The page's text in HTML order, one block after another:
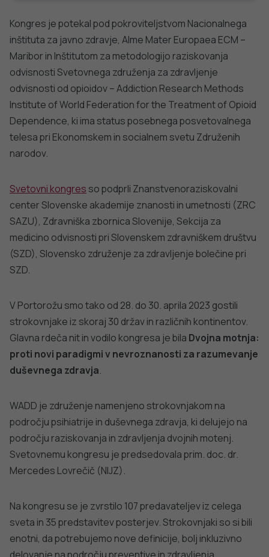
Kongres je potekal pod pokroviteljstvom Nacionalnega
inštituta za javno zdravje, Alme Mater Europaea ECM –
Maribor in Inštitutom za metodologijo raziskovanja
odvisnosti Svetovnega združenja za zdravljenje
odvisnosti od opioidov – Addiction Research Methods
Institute of World Federation for the Treatment of Opioid
Dependence, ki ima status posebnega posvetovalnega
telesa pri Ekonomskem in socialnem svetu Združenih
narodov.
Svetovni kongres so podprli Znanstvenoraziskovalni
center Slovenske akademije znanosti in umetnosti (ZRC
SAZU), Zdravniška zbornica Slovenije, Sekcija za
medicino odvisnosti pri Slovenskem zdravniškem društvu
(SZD), Slovensko združenje za zdravljenje bolečine pri
SZD.
V Portorožu smo tako od 28. do 30. aprila 2023 gostili
strokovnjake iz skoraj 30 držav in različnih kontinentov.
Glavna rdeča nit in vodilo kongresa je bila Dvojna motnja:
proti novi paradigmi v nevroznanosti za razumevanje
duševnega zdravja.
WADD je združenje namenjeno strokovnjakom na
področju psihiatrije in duševnega zdravja, ki delujejo na
področju raziskovanja in zdravljenja dvojnih motenj.
Svetovnemu kongresu je predsedovala prim. doc. dr.
Mercedes Lovrečič (NIJZ).
Na kongresu se je zvrstilo 107 predavateljev iz celega
sveta in 35 predstavitev posterjev. Strokovnjaki so si bili
enotni, da potrebujemo nove definicije, bolj inkluzivno
delovanje na področju preventive in zdravljenja,